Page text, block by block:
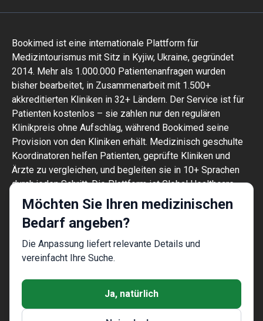
Möchten Sie Ihren medizinischen
Bedarf angeben?
Die Anpassung liefert relevante Details und
vereinfacht Ihre Suche.
Ja, natürlich
Bookimed ist eine internationale Plattform für
Medizintourismus mit Sitz in Kyjiw, Ukraine, gegründet
2014. Mehr als 1.000.000 Patientenanfragen wurden
bisher bearbeitet, in Zusammenarbeit mit 1.500+
akkreditierten Kliniken in 32+ Ländern. Der Service ist für
Patienten kostenlos – sie zahlen nur den regulären
Klinikpreis ohne Aufschlag, während Bookimed seine
Provision von den Kliniken erhält. Medizinisch geschulte
Koordinatoren helfen Patienten, geprüfte Kliniken und
Ärzte zu vergleichen, und begleiten sie in 10+ Sprachen
durch jeden Schritt. Die Plattform ist Global Healthcare
Accreditation-zertifiziert, zuvor war sie Temos-zertifiziert
(2024–2025). Bewertung: 4,6 auf Trustpilot und 4,4 auf
Google Reviews.
Die auf der Website zur Verfügung
gestellten Informationen sind kein
ärztliche Beratung oder
Behandlungsempfehlung ausgelegt werden
und ersetzen nicht den Besuch eines